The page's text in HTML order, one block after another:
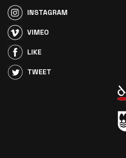
INSTAGRAM
VIMEO
LIKE
TWEET